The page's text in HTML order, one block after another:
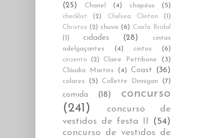
(25)
Chanel (4) chapéus (5)
checklist (2) Chelsea Clinton
(1)
Christos (2) chuva (6)
Ciarla Bridal
(1)
cidades (28)
cintas
adelgaçantes
(4) cintos (6)
cinzento (2) Claire Pettibone
(3)
Cláudia Martins (4) Coast (36)
colares (5) Collette Dinnigan (7)
comida (18)
concurso
(241)
concurso de
vestidos de festa II
(54)
concurso de vestidos de